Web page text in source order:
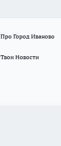
Про Город Иваново
Твои Новости